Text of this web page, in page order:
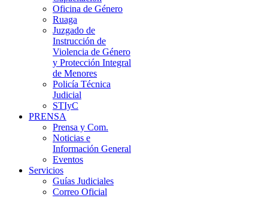
Oficina de Género
Ruaga
Juzgado de
Instrucción de
Violencia de Género
y Protección Integral
de Menores
Policía Técnica
Judicial
STIyC
PRENSA
Prensa y Com.
Noticias e
Información General
Eventos
Servicios
Guías Judiciales
Correo Oficial